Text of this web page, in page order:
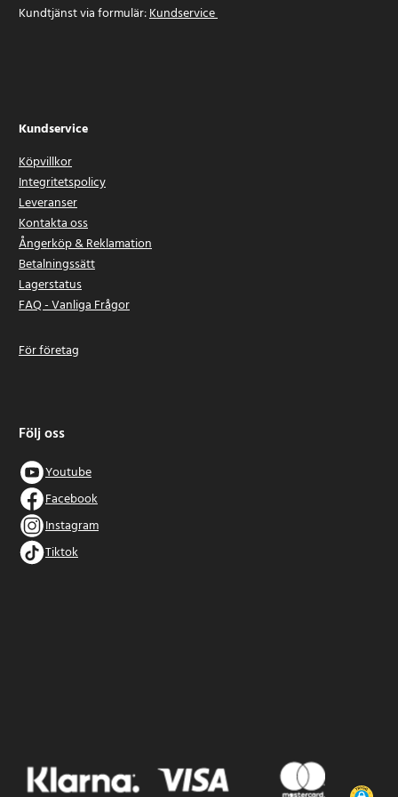
Kundtjänst via formulär:Kundservice
Kundservice
Köpvillkor
Integritetspolicy
Leveranser
Kontakta oss
Ångerköp & Reklamation
Betalningssätt
Lagerstatus
FAQ - Vanliga Frågor
För företag
Följ oss
Youtube
Facebook
Instagram
Tiktok